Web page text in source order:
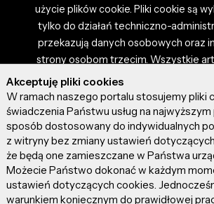
użycie plików cookie. Pliki cookie są
tylko do działań techniczno-
przekazują danych osobowych oraz
strony osobom trzecim. Wszystkie
zdjęciami i materiałami dostępnymi
własnością użytkowników.
portalu nie ponosi
prezentowane przez autorów
artykuł, zgadzasz się z
ponosisz odpowiedzialność za
umieszczone przez Ciebie na
Szczegóły dostępne w
Akceptuję pliki cookies
W ramach naszego portalu stosujemy pliki
świadczenia Państwu usług na
sposób dostosowany do indywidualnych
z witryny bez zmiany ustawień
że będą one zamieszczane w Państwa
Możecie Państwo dokonać w każdym
ustawień dotyczących cookies.
warunkiem koniecznym do prawidłowej